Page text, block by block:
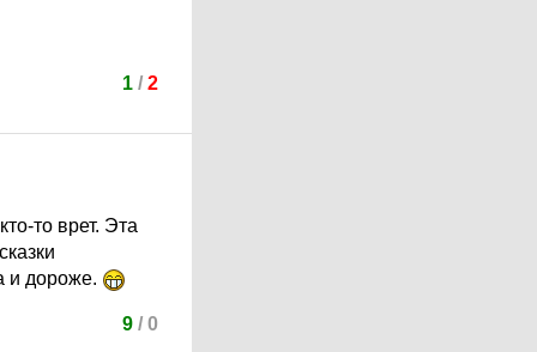
1/ 2
то врет. Эта
и дороже.
9/ 0